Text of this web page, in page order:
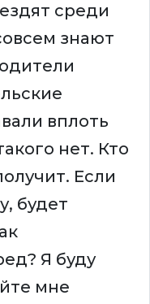
среди
знают
вплоть
нет. Кто
Если
будет
Я буду
мне